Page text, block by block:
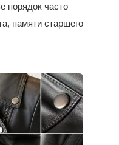
порядок часто
памяти старшего